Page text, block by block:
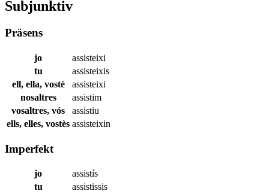
Subjunktiv
Präsens
jo
assisteixi
tu
assisteixis
ell, ella, vostè
assisteixi
nosaltres
assistim
vosaltres, vós
assistiu
ells, elles, vostès assisteixin
Imperfekt
jo
assistís
tu
assistissis